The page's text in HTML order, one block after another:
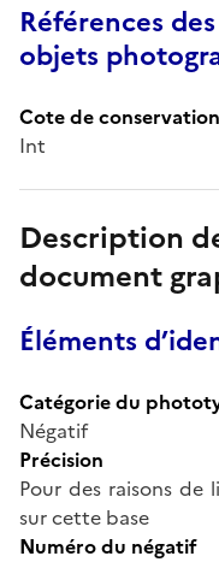
Références
objets
Cote de
Int
Description
document
Éléments
Catégorie du
Négatif
Précision
Pour des raisons
sur cette base
Numéro du négatif